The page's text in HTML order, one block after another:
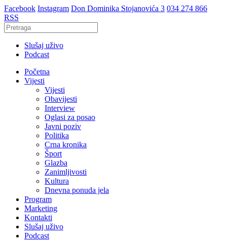
Facebook Instagram Don Dominika Stojanovića 3 034 274 866
RSS
Slušaj uživo
Podcast
Početna
Vijesti
Vijesti
Obavijesti
Interview
Oglasi za posao
Javni poziv
Politika
Crna kronika
Šport
Glazba
Zanimljivosti
Kultura
Dnevna ponuda jela
Program
Marketing
Kontakti
Slušaj uživo
Podcast